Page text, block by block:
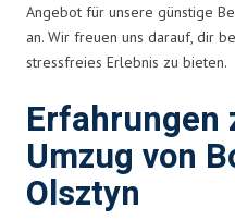
Angebot für unsere günstige
an. Wir freuen uns darauf, dir
stressfreies Erlebnis zu bieten.
Erfahrungen
Umzug von
Olsztyn